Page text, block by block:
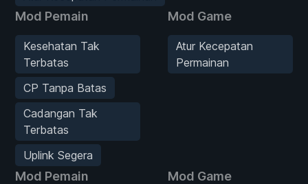
Mod Pemain
Kesehatan Tak
Terbatas
CP Tanpa Batas
Cadangan Tak
Terbatas
Uplink Segera
Mod Game
Atur Kecepatan
Permainan
Mod Pemain Mod Game